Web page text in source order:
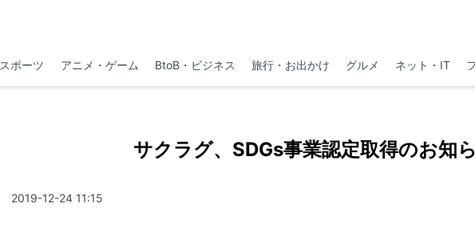
スポーツ アニメ・ゲーム BtoB・ビジネス 旅行・お出かけ グルメ ネット・IT
サクラグ、SDGs事業認定取得のお知
2019-12-24 11:15